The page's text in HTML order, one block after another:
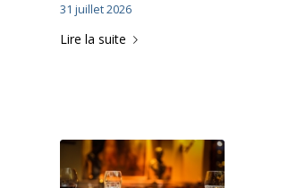
31 juillet 2026
Lire la suite